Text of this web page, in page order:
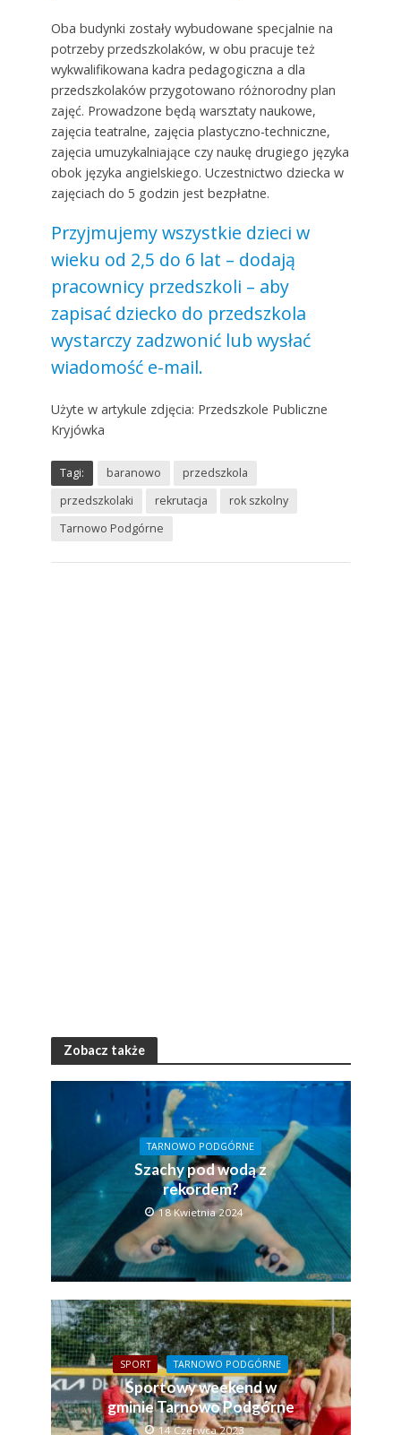
Oba budynki zostały wybudowane specjalnie na
potrzeby przedszkolaków, w obu pracuje też
wykwalifikowana kadra pedagogiczna a dla
przedszkolaków przygotowano różnorodny plan
zajęć. Prowadzone będą warsztaty naukowe,
zajęcia teatralne, zajęcia plastyczno-techniczne,
zajęcia umuzykalniające czy naukę drugiego języka
obok języka angielskiego. Uczestnictwo dziecka w
zajęciach do 5 godzin jest bezpłatne.
Przyjmujemy wszystkie dzieci w
wieku od 2,5 do 6 lat – dodają
pracownicy przedszkoli – aby
zapisać dziecko do przedszkola
wystarczy zadzwonić lub wysłać
wiadomość e-mail.
Użyte w artykule zdjęcia: Przedszkole Publiczne
Kryjówka
Tagi: baranowo
przedszkola
przedszkolaki
rekrutacja
rok szkolny
Tarnowo Podgórne
Zobacz także
TARNOWO PODGÓRNE
Szachy pod wodą z
rekordem?
18 Kwietnia 2024
SPORT TARNOWO PODGÓRNE
Sportowy weekend w
gminie Tarnowo Podgórne
14 Czerwca 2023